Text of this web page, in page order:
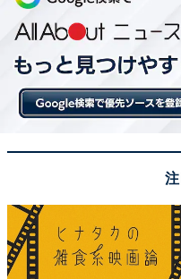
1位は、高橋一生さんで
現在45歳の高橋さんは